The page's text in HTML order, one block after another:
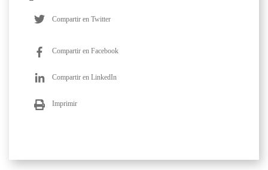
Compartir en Twitter
Compartir en Facebook
Compartir en LinkedIn
Imprimir